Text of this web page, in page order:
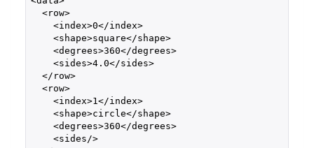
  <row>
    <index>0</index>
    <shape>square</shape>
    <degrees>360</degrees>
    <sides>4.0</sides>
  </row>
  <row>
    <index>1</index>
    <shape>circle</shape>
    <degrees>360</degrees>
    <sides/>